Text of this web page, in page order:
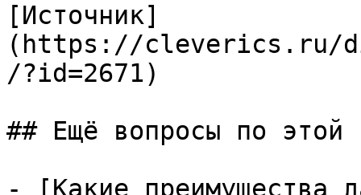
[Источник]
(https://cleverics.ru/
/?id=2671)
## Ещё вопросы по этой
- [Какие преимущества